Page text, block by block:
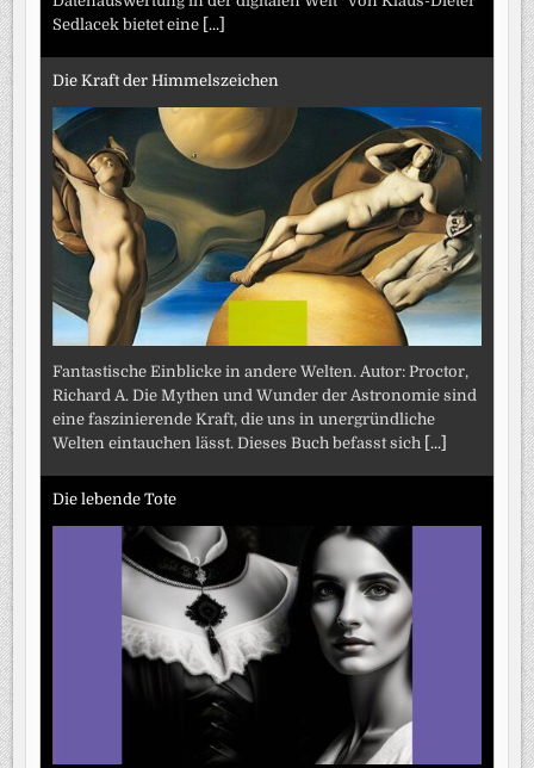
Sedlacek bietet eine [...]
Die Kraft der Himmelszeichen
Fantastische Einblicke in andere Welten. Autor: Proctor,
Richard A. Die Mythen und Wunder der Astronomie sind
eine faszinierende Kraft, die uns in unergründliche
Welten eintauchen lässt. Dieses Buch befasst sich [...]
Die lebende Tote